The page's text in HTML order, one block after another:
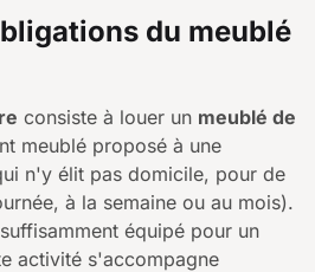
du meublé
consiste à louer un meublé de
meublé proposé à une
n'y élit pas domicile, pour de
à la semaine ou au mois).
équipé pour un
activité s'accompagne